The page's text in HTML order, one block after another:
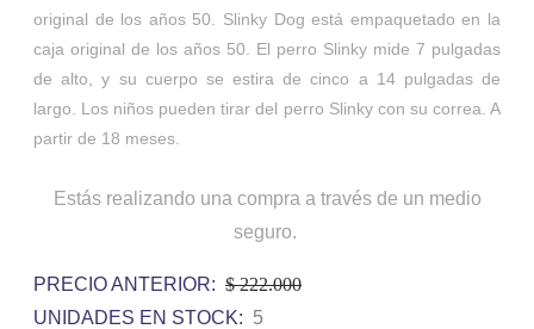
original de los años 50. Slinky Dog está empaquetado en la
caja original de los años 50. El perro Slinky mide 7 pulgadas
de alto, y su cuerpo se estira de cinco a 14 pulgadas de
largo. Los niños pueden tirar del perro Slinky con su correa. A
partir de 18 meses.
Estás realizando una compra a través de un medio
seguro.
PRECIO ANTERIOR: $ 222.000
UNIDADES EN STOCK: 5